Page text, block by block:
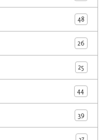
48
26
25
44
39